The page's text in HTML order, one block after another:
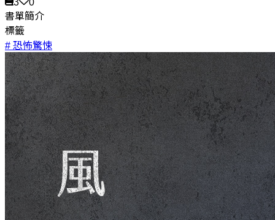
3
0
書單簡介
標籤
# 恐怖驚悚